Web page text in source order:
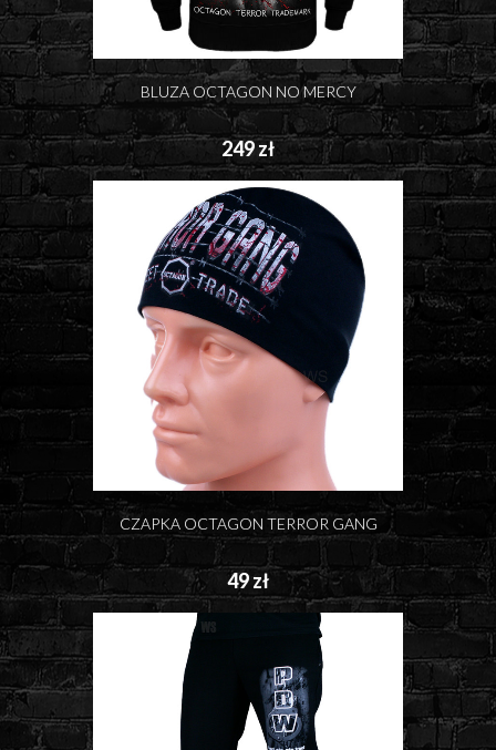
BLUZA OCTAGON NO MERCY
249 zł
CZAPKA OCTAGON TERROR GANG
49 zł